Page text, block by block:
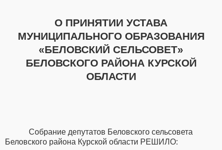
О ПРИНЯТИИ УСТАВА
МУНИЦИПАЛЬНОГО ОБРАЗОВАНИЯ
«БЕЛОВСКИЙ СЕЛЬСОВЕТ»
БЕЛОВСКОГО РАЙОНА КУРСКОЙ
ОБЛАСТИ
Собрание депутатов Беловского сельсовета
Беловского района Курской области РЕШИЛО: